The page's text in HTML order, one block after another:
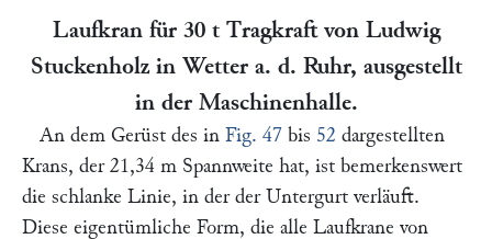
Laufkran für 30 t Tragkraft von Ludwig
Stuckenholzin Wetter a. d. Ruhr, ausgestellt
in der Maschinenhalle.
An dem Gerüst des in Fig. 47 bis 52 dargestellten
Krans, der 21,34 m Spannweite hat, ist bemerkenswert
die schlanke Linie, in der der Untergurt verläuft.
Diese eigentümliche Form, die alle Laufkrane von